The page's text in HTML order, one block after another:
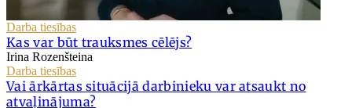
Darba tiesības
Kas var būt trauksmes cēlējs?
Irina Rozenšteina
Darba tiesības
Vai ārkārtas situācijā darbinieku var atsaukt no
atvaļinājuma?